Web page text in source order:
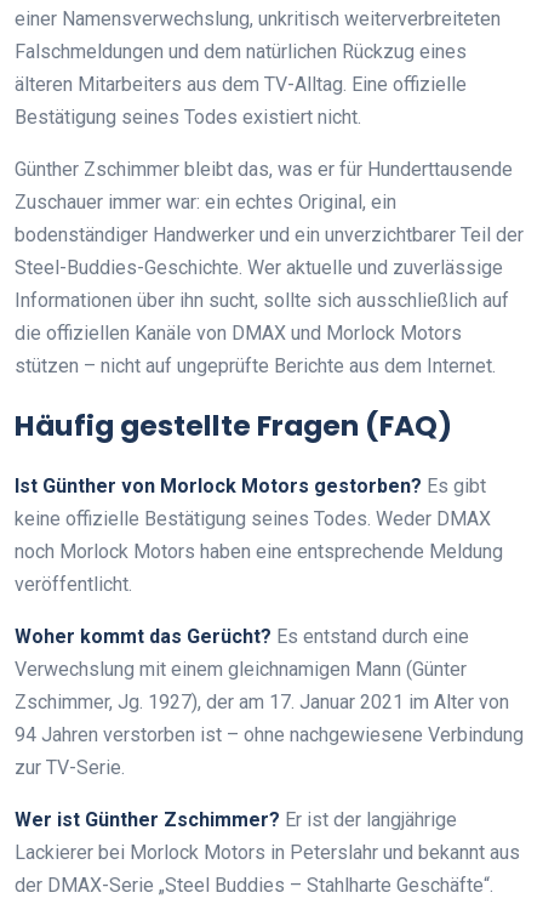
einer Namensverwechslung, unkritisch weiterverbreiteten
Falschmeldungen und dem natürlichen Rückzug eines
älteren Mitarbeiters aus dem TV-Alltag. Eine offizielle
Bestätigung seines Todes existiert nicht.
Günther Zschimmer bleibt das, was er für Hunderttausende
Zuschauer immer war: ein echtes Original, ein
bodenständiger Handwerker und ein unverzichtbarer Teil der
Steel-Buddies-Geschichte. Wer aktuelle und zuverlässige
Informationen über ihn sucht, sollte sich ausschließlich auf
die offiziellen Kanäle von DMAX und Morlock Motors
stützen – nicht auf ungeprüfte Berichte aus dem Internet.
Häufig gestellte Fragen (FAQ)
Ist Günther von Morlock Motors gestorben? Es gibt
keine offizielle Bestätigung seines Todes. Weder DMAX
noch Morlock Motors haben eine entsprechende Meldung
veröffentlicht.
Woher kommt das Gerücht? Es entstand durch eine
Verwechslung mit einem gleichnamigen Mann (Günter
Zschimmer, Jg. 1927), der am 17. Januar 2021 im Alter von
94 Jahren verstorben ist – ohne nachgewiesene Verbindung
zur TV-Serie.
Wer ist Günther Zschimmer? Er ist der langjährige
Lackierer bei Morlock Motors in Peterslahr und bekannt aus
der DMAX-Serie „Steel Buddies – Stahlharte Geschäfte“.